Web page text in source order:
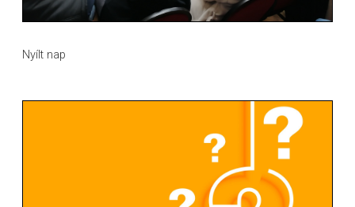
Nyílt nap